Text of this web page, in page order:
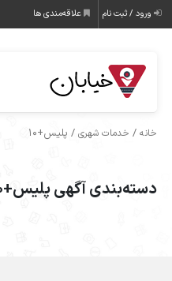
ورود / ثبت نام علاقه‌مندی ها
خانه / خدمات شهری / پلیس+10
دسته‌بندی آگهی پلیس+10